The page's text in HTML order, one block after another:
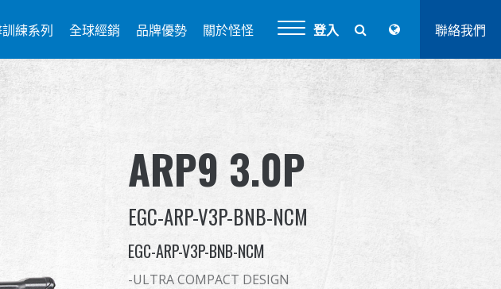
練系列 全球經銷 品牌優勢 關於怪怪 登入 聯絡我們
ARP9 3.0P
EGC-ARP-V3P-BNB-NCM
EGC-ARP-V3P-BNB-NCM
-ULTRA COMPACT DESIGN